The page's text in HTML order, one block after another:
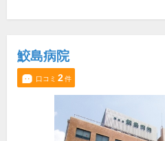
鮫島病院
口コミ 2件